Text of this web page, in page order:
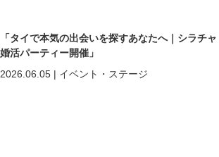
「タイで本気の出会いを探すあなたへ｜シラチャ
婚活パーティー開催」
2026.06.05 | イベント・ステージ